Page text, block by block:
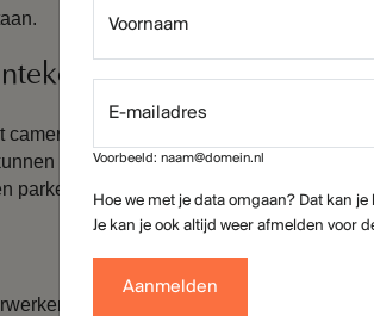
en bezoekers
voor kentekenherkenning in onze
wij bewakingscamera’s gebruiken in
parkeeraccommodaties.
wij ook persoonsgegevens, zoals